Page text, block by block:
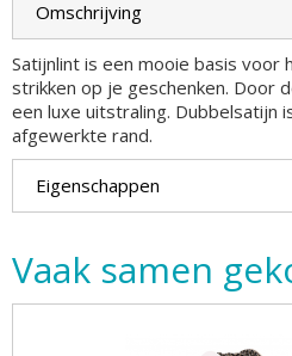
Omschrijving
Satijnlint is een mooie basis voor
strikken op je geschenken. Door
een luxe uitstraling. Dubbelsatijn
afgewerkte rand.
Eigenschappen
Vaak samen